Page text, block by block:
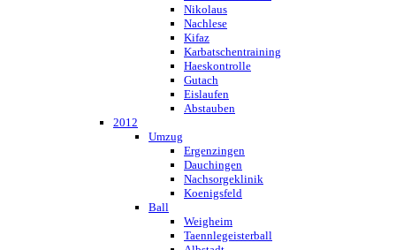
Nikolaus
Nachlese
Kifaz
Karbatschentraining
Haeskontrolle
Gutach
Eislaufen
Abstauben
2012
Umzug
Ergenzingen
Dauchingen
Nachsorgeklinik
Koenigsfeld
Ball
Weigheim
Taennlegeisterball